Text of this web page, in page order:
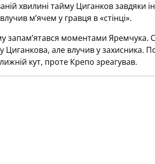
хвилині тайму Циганков завдяки
м’ячем у гравця в «стінці».
запам’ятався моментами
Циганкова, але влучив у захисника.
кут, проте Крепо зреагував.